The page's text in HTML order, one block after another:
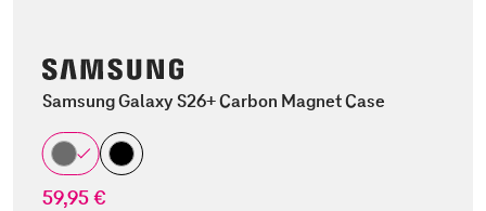
Samsung Galaxy S26+ Carbon Magnet Case
59,95 €